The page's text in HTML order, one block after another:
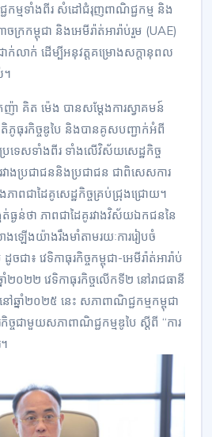
ជកម្មទាំងពីរ សំដៅជំរុញពាណិជ្ជកម្ម និង
ចក្រកម្ពុជា និងអេមីរ៉ាត់អារ៉ាប់រួម (UAE)
ជាក់លាក់ ដើម្បីអនុវត្តគម្រោងសក្តានុពល
។
កញ៉ា គិត ម៉េង បានសម្តែងការស្វាគមន៍
ភូធុរកិច្ចឌូបៃ និងបានគូសបញ្ជាក់អំពី
រទេសទាំងពីរ ទាំងលើវិស័យសេដ្ឋកិច្ច
ងប្រជាជននិងប្រជាជន ជាពិសេសការ
ភាពជាដៃគូសេដ្ឋកិច្ចគ្រប់ជ្រុងជ្រោយ។
ធ្ងន់ថា ភាពជាដៃគូរវាងវិស័យឯកជននៃ
ងឡើងយ៉ាងរឹងមាំតាមរយៈការរៀបចំ
ចជា៖ វេទិកាធុរកិច្ចកម្ពុជា-អេមីរ៉ាត់អារ៉ាប់
ាំ២០២២ វេទិកាធុរកិច្ចលើកទី២ នៅរាជធានី
ឆ្នាំ២០២៥ នេះ សភាពាណិជ្ជកម្មកម្ពុជា
ច្ចជាមួយសភាពាណិជ្ជកម្មឌូបៃ ស្តីពី “ការ